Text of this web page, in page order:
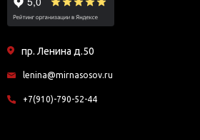
пр. Ленина д.50
lenina@mirnasosov.ru
+7(910)-790-52-44